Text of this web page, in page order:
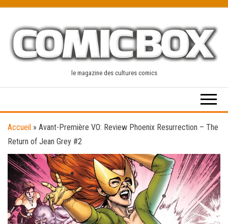
content
le magazine des cultures comics
Accueil » Avant-Première VO: Review Phoenix Resurrection – The
Return of Jean Grey #2